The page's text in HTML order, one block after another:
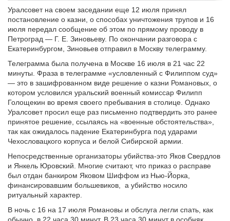
Уралсовет на своем заседании еще 12 июля принял
постановление о казни, о способах уничтожения трупов и 16
июля передал сообщение об этом по прямому проводу в
Петроград — Г. Е. Зиновьеву. По окончании разговора с
Екатеринбургом, Зиновьев отправил в Москву телеграмму.
Телеграмма была получена в Москве 16 июля в 21 час 22
минуты. Фраза в телеграмме «условленный с Филиппом суд»
— это в зашифрованном виде решение о казни Романовых, о
котором условился уральский военный комиссар Филипп
Голощекин во время своего пребывания в столице. Однако
Уралсовет просил еще раз письменно подтвердить это ранее
принятое решение, ссылаясь на «военные обстоятельства»,
так как ожидалось падение Екатеринбурга под ударами
Чехословацкого корпуса и белой Сибирской армии.
Непосредственные организаторы убийства-это Яков Свердлов
и Янкель Юровский. Многие считают, что приказ о расправе
был отдан банкиром Яковом Шиффом из Нью-Йорка,
финансировавшим большевиков, а убийство носило
ритуальный характер.
В ночь с 16 на 17 июля Романовы и обслуга легли спать, как
обычно, в 22 часа 30 минут. В 23 часа 30 минут в особняк